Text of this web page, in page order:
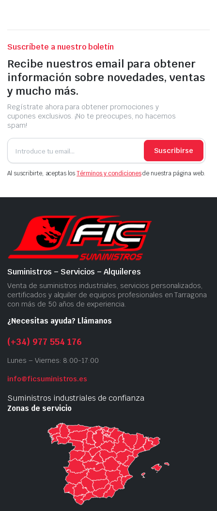
Suscríbete a nuestro boletín
Recibe nuestros email para obtener
información sobre novedades, ventas
y mucho más.
Regístrate ahora para obtener promociones y
cupones exclusivos. ¡No te preocupes, no hacemos
spam!
Suscribirse
Al suscribirte, aceptas losTérminos y condicionesde nuestra página web.
Suministros – Servicios – Alquileres
Venta de suministros industriales, servicios personalizados,
certificados y alquiler de equipos profesionales en Tarragona
con más de 50 años de experiencia.
¿Necesitas ayuda? Llámanos
(+34) 977 554 176
Lunes – Viernes: 8:00-17:00
info@ficsuministros.es
Suministros industriales de confianza
Zonas de servicio